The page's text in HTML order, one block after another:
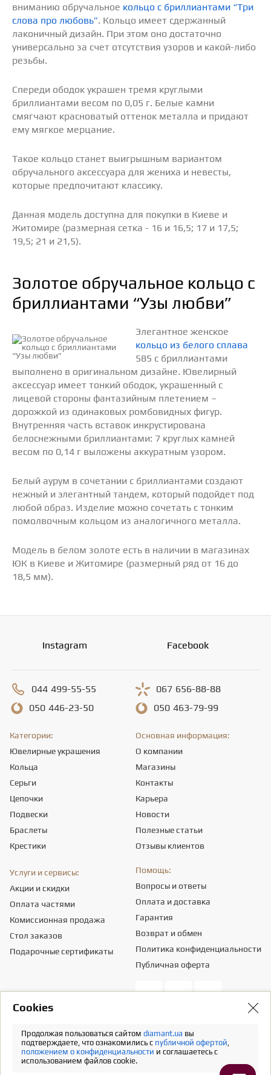
вниманию обручальное кольцо с бриллиантами “Три
слова про любовь”. Кольцо имеет сдержанный
лаконичный дизайн. При этом оно достаточно
универсально за счет отсутствия узоров и какой-либо
резьбы.
Спереди ободок украшен тремя круглыми
бриллиантами весом по 0,05 г. Белые камни
смягчают красноватый оттенок металла и придают
ему мягкое мерцание.
Такое кольцо станет выигрышным вариантом
обручального аксессуара для жениха и невесты,
которые предпочитают классику.
Данная модель доступна для покупки в Киеве и
Житомире (размерная сетка - 16 и 16,5; 17 и 17,5;
19,5; 21 и 21,5).
Золотое обручальное кольцо с
бриллиантами “Узы любви”
Элегантное женское
кольцо из белого сплава
585 с бриллиантами
выполнено в оригинальном дизайне. Ювелирный
аксессуар имеет тонкий ободок, украшенный с
лицевой стороны фантазийным плетением –
дорожкой из одинаковых ромбовидных фигур.
Внутренняя часть вставок инкрустирована
белоснежными бриллиантами: 7 круглых камней
весом по 0,14 г выложены аккуратным узором.
Белый аурум в сочетании с бриллиантами создают
нежный и элегантный тандем, который подойдет под
любой образ. Изделие можно сочетать с тонким
помолвочным кольцом из аналогичного металла.
Модель в белом золоте есть в наличии в магазинах
ЮК в Киеве и Житомире (размерный ряд от 16 до
18,5 мм).
Instagram Facebook
044 499-55-55
050 446-23-50
067 656-88-88
050 463-79-99
Категории:
Ювелирные украшения
Кольца
Серьги
Цепочки
Подвески
Браслеты
Крестики
Основная информация:
О компании
Магазины
Контакты
Карьера
Новости
Полезные статьи
Отзывы клиентов
Услуги и сервисы:
Акции и скидки
Оплата частями
Комиссионная продажа
Стол заказов
Подарочные сертификаты
Помощь:
Вопросы и ответы
Оплата и доставка
Гарантия
Возврат и обмен
Политика конфиденциальности
Публичная оферта
Местонахождение - 03151, г. Киев, ул. Смелянская, 8,
идентификационный код согласно ЕГР - 43665334.
Информация о стоимости доставки содержится в разделе «Оплата и
доставка». В расчет стоимости товаров налогов не включено
Сookies
Продолжая пользоваться сайтом diamant.ua вы
подтверждаете, что ознакомились с публичной офертой,
положением о конфиденциальности и соглашаетесь с
использованием файлов cookie.